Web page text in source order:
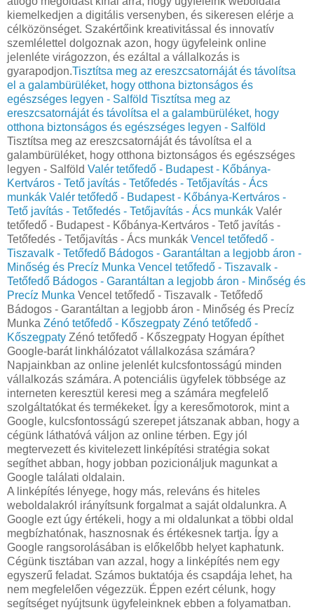
kiemelkedjen a digitális versenyben, és sikeresen elérje a
célközönséget. Szakértőink kreativitással és innovatív
szemlélettel dolgoznak azon, hogy ügyfeleink online
jelenléte virágozzon, és ezáltal a vállalkozás is
gyarapodjon.Tisztítsa meg az ereszcsatornáját és távolítsa
el a galambürüléket, hogy otthona biztonságos és
egészséges legyen - Salföld Tisztítsa meg az
ereszcsatornáját és távolítsa el a galambürüléket, hogy
otthona biztonságos és egészséges legyen - Salföld
Tisztítsa meg az ereszcsatornáját és távolítsa el a
galambürüléket, hogy otthona biztonságos és egészséges
legyen - Salföld Valér tetőfedő - Budapest - Kőbánya-
Kertváros - Tető javítás - Tetőfedés - Tetőjavítás - Ács
munkák Valér tetőfedő - Budapest - Kőbánya-Kertváros -
Tető javítás - Tetőfedés - Tetőjavítás - Ács munkák Valér
tetőfedő - Budapest - Kőbánya-Kertváros - Tető javítás -
Tetőfedés - Tetőjavítás - Ács munkák Vencel tetőfedő -
Tiszavalk - Tetőfedő Bádogos - Garantáltan a legjobb áron -
Minőség és Precíz Munka Vencel tetőfedő - Tiszavalk -
Tetőfedő Bádogos - Garantáltan a legjobb áron - Minőség és
Precíz Munka Vencel tetőfedő - Tiszavalk - Tetőfedő
Bádogos - Garantáltan a legjobb áron - Minőség és Precíz
Munka Zénó tetőfedő - Kőszegpaty Zénó tetőfedő -
Kőszegpaty Zénó tetőfedő - Kőszegpaty Hogyan építhet
Google-barát linkhálózatot vállalkozása számára?
Napjainkban az online jelenlét kulcsfontosságú minden
vállalkozás számára. A potenciális ügyfelek többsége az
interneten keresztül keresi meg a számára megfelelő
szolgáltatókat és termékeket. Így a keresőmotorok, mint a
Google, kulcsfontosságú szerepet játszanak abban, hogy a
cégünk láthatóvá váljon az online térben. Egy jól
megtervezett és kivitelezett linképítési stratégia sokat
segíthet abban, hogy jobban pozicionáljuk magunkat a
Google találati oldalain.
A linképítés lényege, hogy más, releváns és hiteles
weboldalakról irányítsunk forgalmat a saját oldalunkra. A
Google ezt úgy értékeli, hogy a mi oldalunkat a többi oldal
megbízhatónak, hasznosnak és értékesnek tartja. Így a
Google rangsorolásában is előkelőbb helyet kaphatunk.
Cégünk tisztában van azzal, hogy a linképítés nem egy
egyszerű feladat. Számos buktatója és csapdája lehet, ha
nem megfelelően végezzük. Éppen ezért célunk, hogy
segítséget nyújtsunk ügyfeleinknek ebben a folyamatban.